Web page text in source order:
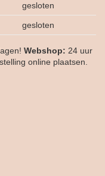
gesloten
gesloten
Webshop: 24 uur
online plaatsen.